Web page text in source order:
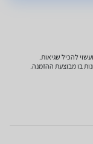
להכיל שגיאות.
בו מבוצעת ההזמנה.